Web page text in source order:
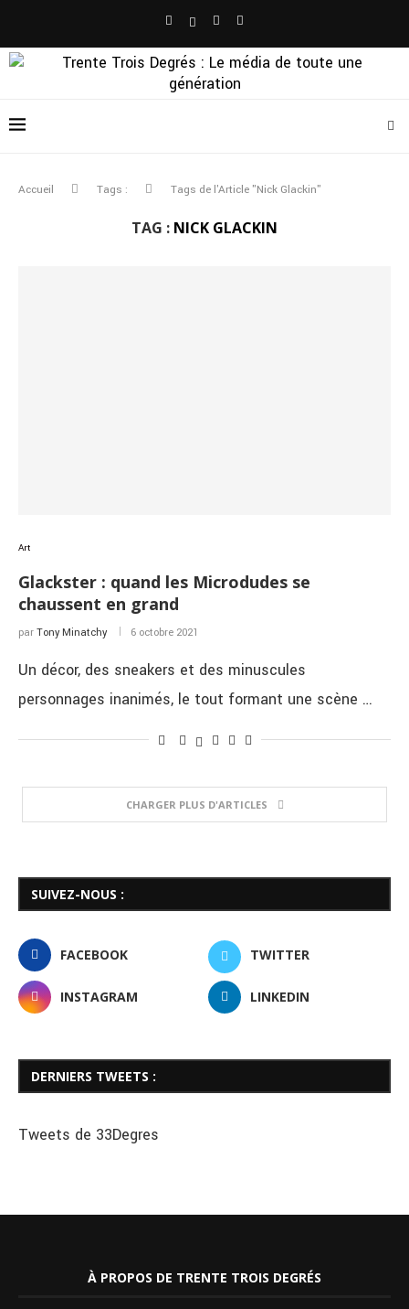
Accueil Tags : Tags de l'Article "Nick Glackin"
TAG : NICK GLACKIN
Art
Glackster : quand les Microdudes se
chaussent en grand
par Tony Minatchy 6 octobre 2021
Un décor, des sneakers et des minuscules
personnages inanimés, le tout formant une scène …
CHARGER PLUS D'ARTICLES
SUIVEZ-NOUS :
FACEBOOK TWITTER
INSTAGRAM LINKEDIN
DERNIERS TWEETS :
Tweets de 33Degres
À PROPOS DE TRENTE TROIS DEGRÉS